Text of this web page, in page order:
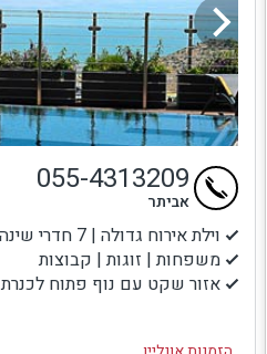
וילת אירוח גדולה | 7 חדרי שינה בסגנון סוויטות
משפחות | זוגות | קבוצות
אזור שקט עם נוף פתוח לכנרת
055-4313209
אביתר